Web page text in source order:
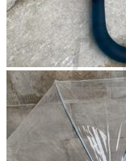
Carrito / 0,00€
No hay
Volver a